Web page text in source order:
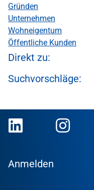
Gründen
Unternehmen
Wohneigentum
Öffentliche Kunden
Direkt zu:
Suchvorschläge:
Anmelden